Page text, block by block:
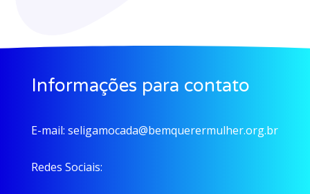
Informações para contato
E-mail: seligamocada@bemquerermulher.org.br
Redes Sociais: